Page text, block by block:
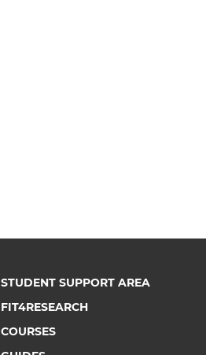
STUDENT SUPPORT AREA
FIT4RESEARCH
COURSES